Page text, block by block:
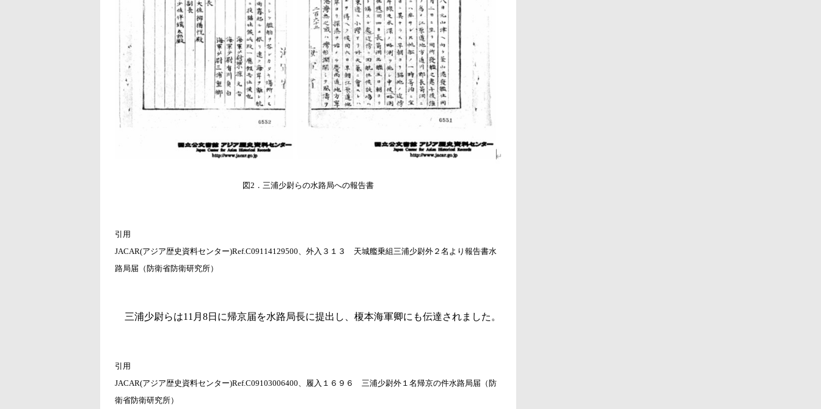
図2．三浦少尉らの水路局への報告書
引用
JACAR(アジア歴史資料センター)Ref.C09114129500、外入３１３ 天城艦乗組三浦少尉外２名より報告書水
路局届（防衛省防衛研究所）
三浦少尉らは11月8日に帰京届を水路局長に提出し、榎本海軍卿にも伝達されました。
引用
JACAR(アジア歴史資料センター)Ref.C09103006400、履入１６９６ 三浦少尉外１名帰京の件水路局届（防
衛省防衛研究所）